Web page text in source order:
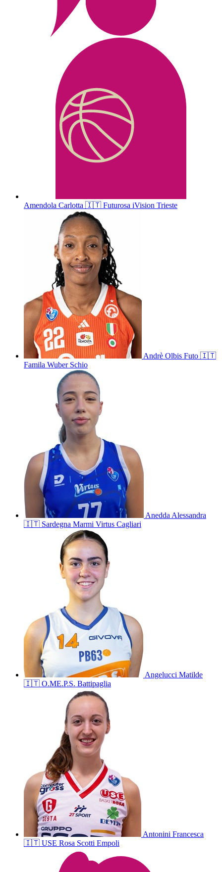
Amendola Carlotta 🇮🇹 Futurosa iVision Trieste
Andrè Olbis Futo 🇮🇹
Famila Wuber Schio
AneddaAlessandra
🇮🇹 Sardegna Marmi Virtus Cagliari
Angelucci Matilde
🇮🇹 O.ME.P.S. Battipaglia
Antonini Francesca
🇮🇹 USE Rosa Scotti Empoli